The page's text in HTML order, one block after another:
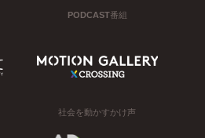
PODCAST番組
社会を動かすかけ声